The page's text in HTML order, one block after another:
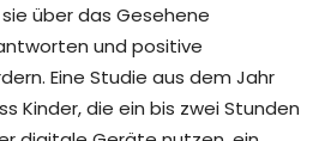
über das Gesehene
und positive
Eine Studie aus dem Jahr
Kinder, die ein bis zwei Stunden